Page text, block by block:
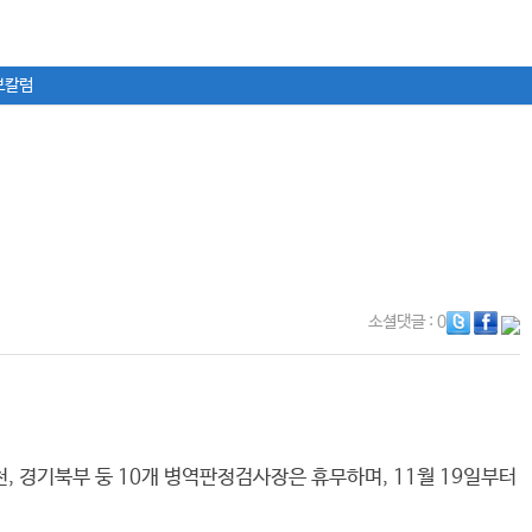
칼럼
소셜댓글: 0
경기북부 둥 10개 병역판정검사장은 휴무하며, 11월 19일부터